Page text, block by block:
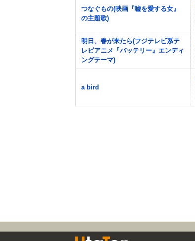
つなぐもの(映画『嘘を愛する女』
の主題歌)
明日、春が来たら(フジテレビ系テ
レビアニメ『バッテリー』エンディ
ングテーマ)
a bird